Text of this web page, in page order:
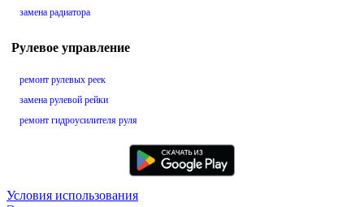
замена радиатора
Рулевое управление
ремонт рулевых реек
замена рулевой рейки
ремонт гидроусилителя руля
Условия использования